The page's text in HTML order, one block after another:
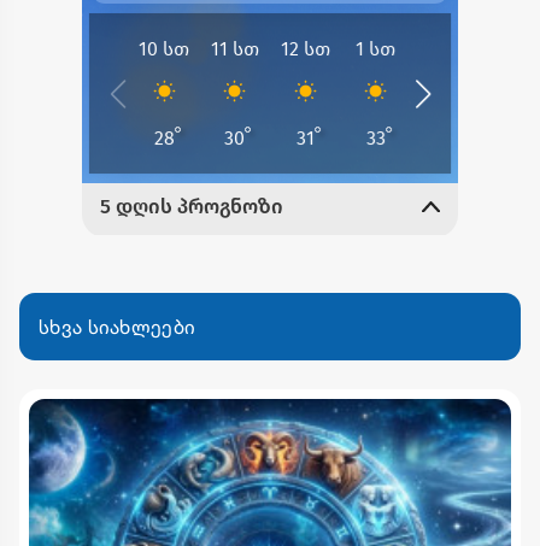
სხვა სიახლეები